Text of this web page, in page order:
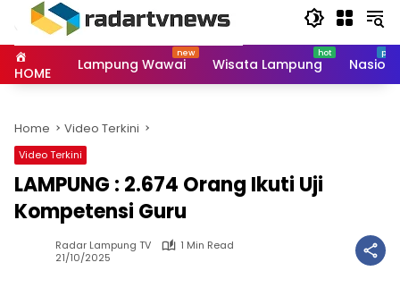
HOME Lampung Wawai Wisata Lampung
Home Video Terkini
Video Terkini
LAMPUNG : 2.674 Orang Ikuti Uji
Kompetensi Guru
Radar Lampung TV
1 Min Read
21/10/2025